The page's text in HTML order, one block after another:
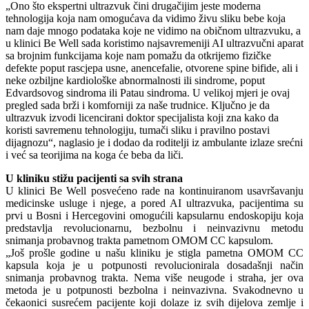
„Ono što ekspertni ultrazvuk čini drugačijim jeste moderna
tehnologija koja nam omogućava da vidimo živu sliku bebe koja
nam daje mnogo podataka koje ne vidimo na običnom ultrazvuku, a
u klinici Be Well sada koristimo najsavremeniji AI ultrazvučni aparat
sa brojnim funkcijama koje nam pomažu da otkrijemo fizičke
defekte poput rascjepa usne, anencefalie, otvorene spine bifide, ali i
neke ozbiljne kardiološke abnormalnosti ili sindrome, poput
Edvardsovog sindroma ili Patau sindroma. U velikoj mjeri je ovaj
pregled sada brži i komforniji za naše trudnice. Ključno je da
ultrazvuk izvodi licencirani doktor specijalista koji zna kako da
koristi savremenu tehnologiju, tumači sliku i pravilno postavi
dijagnozu“, naglasio je i dodao da roditelji iz ambulante izlaze srećni
i već sa teorijima na koga će beba da liči.
U kliniku stižu pacijenti sa svih strana
U klinici Be Well posvećeno rade na kontinuiranom usavršavanju
medicinske usluge i njege, a pored AI ultrazvuka, pacijentima su
prvi u Bosni i Hercegovini omogućili kapsularnu endoskopiju koja
predstavlja revolucionarnu, bezbolnu i neinvazivnu metodu
snimanja probavnog trakta pametnom OMOM CC kapsulom.
„Još prošle godine u našu kliniku je stigla pametna OMOM CC
kapsula koja je u potpunosti revolucionirala dosadašnji način
snimanja probavnog trakta. Nema više neugode i straha, jer ova
metoda je u potpunosti bezbolna i neinvazivna. Svakodnevno u
čekaonici susrećem pacijente koji dolaze iz svih dijelova zemlje i